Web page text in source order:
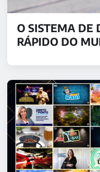
O SISTEMA DE
RÁPIDO DO